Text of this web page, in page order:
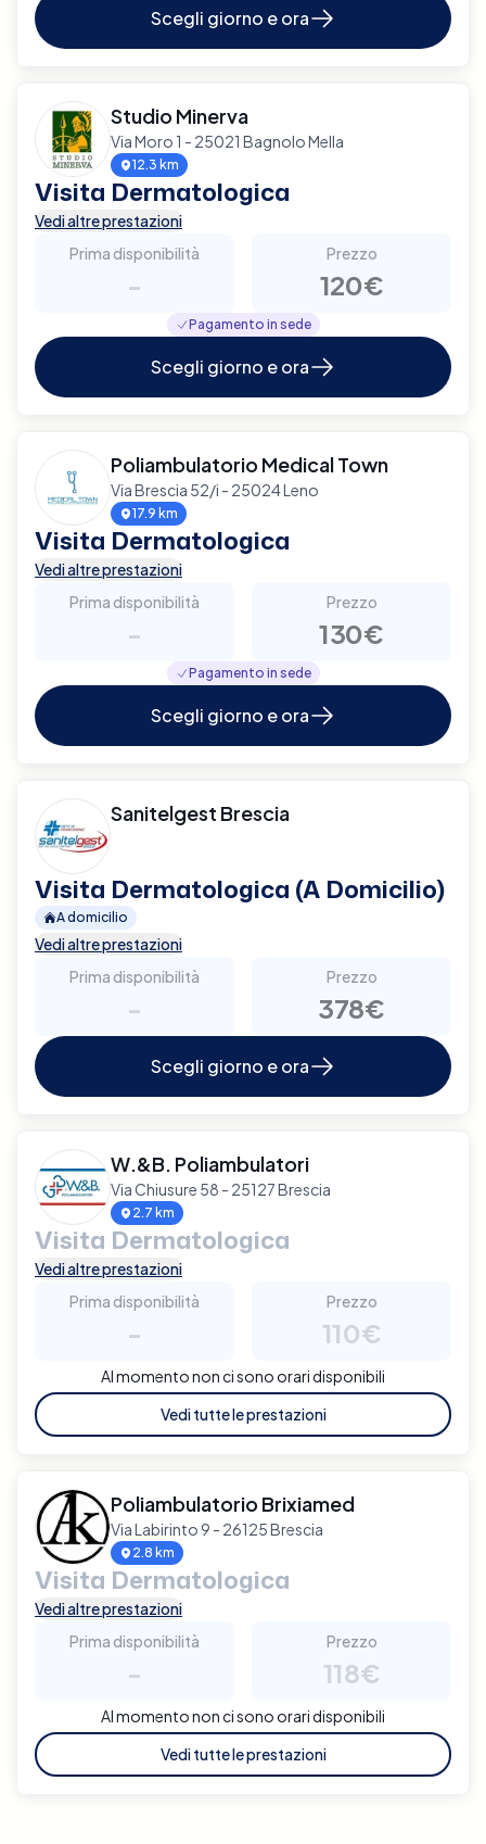
Scegli giorno e ora
Studio Minerva
Via Moro 1 - 25021 Bagnolo Mella
12.3 km
Visita Dermatologica
Vedi altre prestazioni
Prima disponibilità
-
Prezzo
120€
Pagamento in sede
Scegli giorno e ora
Poliambulatorio Medical Town
Via Brescia 52/i - 25024 Leno
17.9 km
Visita Dermatologica
Vedi altre prestazioni
Prima disponibilità
-
Prezzo
130€
Pagamento in sede
Scegli giorno e ora
Sanitelgest Brescia
Visita Dermatologica (A Domicilio)
A domicilio
Vedi altre prestazioni
Prima disponibilità
-
Prezzo
378€
Scegli giorno e ora
W.&B. Poliambulatori
Via Chiusure 58 - 25127 Brescia
2.7 km
Visita Dermatologica
Vedi altre prestazioni
Prima disponibilità
-
Prezzo
110€
Al momento non ci sono orari disponibili
Vedi tutte le prestazioni
Poliambulatorio Brixiamed
Via Labirinto 9 - 26125 Brescia
2.8 km
Visita Dermatologica
Vedi altre prestazioni
Prima disponibilità
-
Prezzo
118€
Al momento non ci sono orari disponibili
Vedi tutte le prestazioni